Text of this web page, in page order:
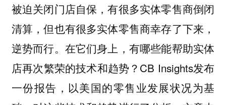
被迫关闭门店自保，有很多实体零售商倒闭
清算，但也有很多实体零售商幸存了下来，
逆势而行。在它们身上，有哪些能帮助实体
店再次繁荣的技术和趋势？CB Insights发布
一份报告，以美国的零售业发展状况为基